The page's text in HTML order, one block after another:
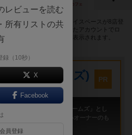
カフェ
ボードゲームカフェ・プレイスペースが8店登
ルの都道府県が設定されたアカウントでロ
店舗に絞り込むボタンが表示されます。
ウイゲームズ) PR
大阪日本橋で「キウイゲームズ」とし
カフェです。 今は新しいオーナーのも
レビューを読む
所有リストの共
（10秒）
X
Facebook
員登録